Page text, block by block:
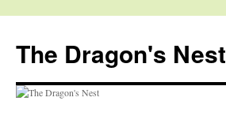
The Dragon's Nest